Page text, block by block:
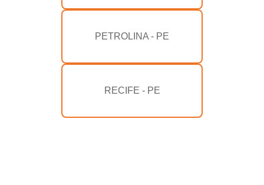
PETROLINA - PE
RECIFE - PE